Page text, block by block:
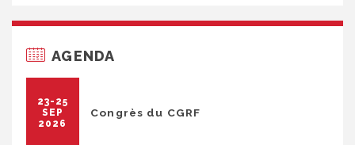
AGENDA
23-25
SEP
2026
Congrès du CGRF